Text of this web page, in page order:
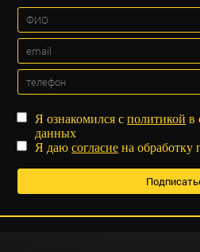
Я ознакомился сполитикой в
данных
Я даюсогласие на обработку